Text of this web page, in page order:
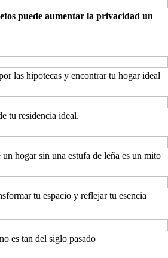
puede aumentar la privacidad un
las hipotecas y encontrar tu hogar ideal
tu residencia ideal.
hogar sin una estufa de leña es un mito
tu espacio y reflejar tu esencia
es tan del siglo pasado